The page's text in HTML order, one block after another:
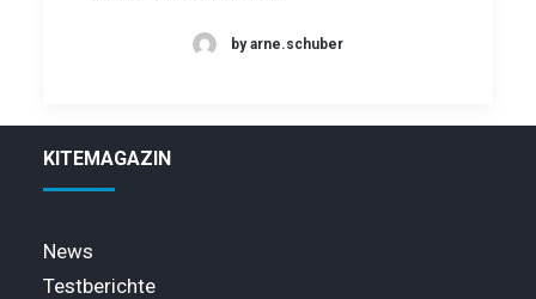
by arne.schuber
KITEMAGAZIN
News
Testberichte